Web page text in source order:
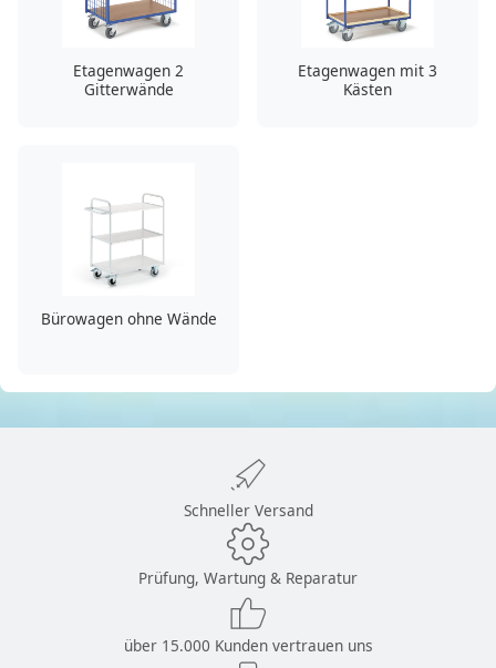
Etagenwagen 2
Gitterwände
Etagenwagen mit 3
Kästen
Bürowagen ohne Wände
Schneller Versand
Prüfung, Wartung & Reparatur
über 15.000 Kunden vertrauen uns